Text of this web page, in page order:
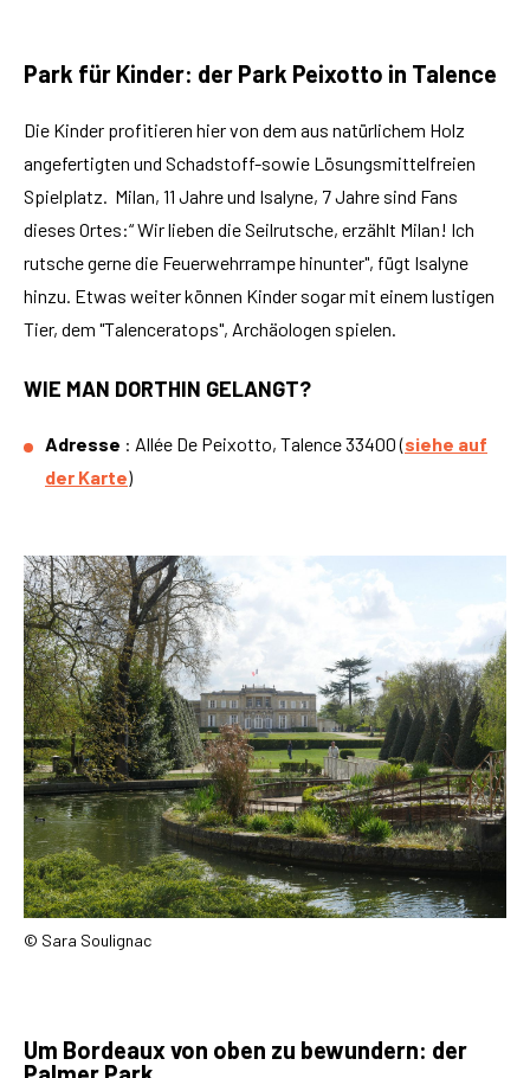
Park für Kinder: der Park Peixotto in Talence
Die Kinder profitieren hier von dem aus natürlichem Holz
angefertigten und Schadstoff-sowie Lösungsmittelfreien
Spielplatz. Milan, 11 Jahre und Isalyne, 7 Jahre sind Fans
dieses Ortes:“ Wir lieben die Seilrutsche, erzählt Milan! Ich
rutsche gerne die Feuerwehrrampe hinunter", fügt Isalyne
hinzu. Etwas weiter können Kinder sogar mit einem lustigen
Tier, dem "Talenceratops", Archäologen spielen.
WIE MAN DORTHIN GELANGT?
Adresse : Allée De Peixotto, Talence 33400 (siehe auf
der Karte)
© Sara Soulignac
Um Bordeaux von oben zu bewundern: der